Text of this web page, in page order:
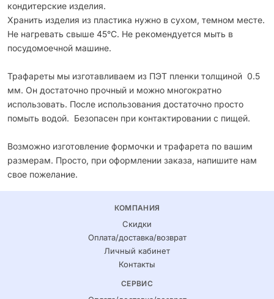
кондитерские изделия.
Хранить изделия из пластика нужно в сухом, темном месте.
Не нагревать свыше 45°С. Не рекомендуется мыть в
посудомоечной машине.
Трафареты мы изготавливаем из ПЭТ пленки толщиной 0.5
мм. Он достаточно прочный и можно многократно
использовать. После использования достаточно просто
помыть водой. Безопасен при контактировании с пищей.
Возможно изготовление формочки и трафарета по вашим
размерам. Просто, при оформлении заказа, напишите нам
свое пожелание.
КОМПАНИЯ
Скидки
Оплата/доставка/возврат
Личный кабинет
Контакты
СЕРВИС